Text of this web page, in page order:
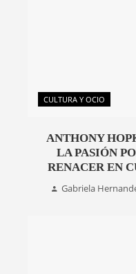
CULTURA Y OCIO
ANTHONY
LA PASIÓN
RENACER EN
Gabriela